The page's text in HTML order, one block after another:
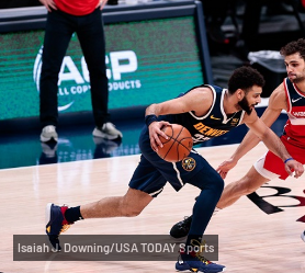
Isaiah J. Downing/USA TODAY Sports